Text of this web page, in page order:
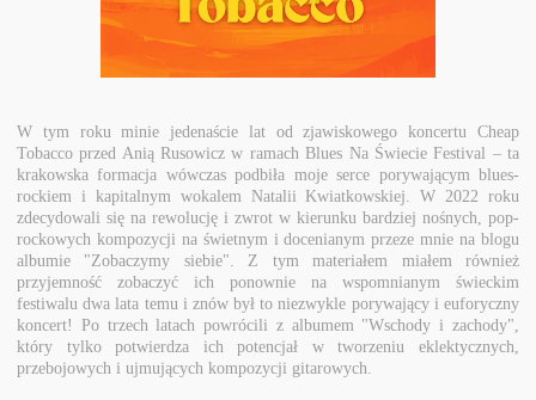
W tym roku minie jedenaście lat od zjawiskowego koncertu Cheap
Tobacco przed Anią Rusowicz w ramach Blues Na Świecie Festival – ta
krakowska formacja wówczas podbiła moje serce porywającym blues-
rockiem i kapitalnym wokalem Natalii Kwiatkowskiej. W 2022 roku
zdecydowali się na rewolucję i zwrot w kierunku bardziej nośnych, pop-
rockowych kompozycji na świetnym i docenianym przeze mnie na blogu
albumie "Zobaczymy siebie". Z tym materiałem miałem również
przyjemność zobaczyć ich ponownie na wspomnianym świeckim
festiwalu dwa lata temu i znów był to niezwykle porywający i euforyczny
koncert! Po trzech latach powrócili z albumem "Wschody i zachody",
który tylko potwierdza ich potencjał w tworzeniu eklektycznych,
przebojowych i ujmujących kompozycji gitarowych.